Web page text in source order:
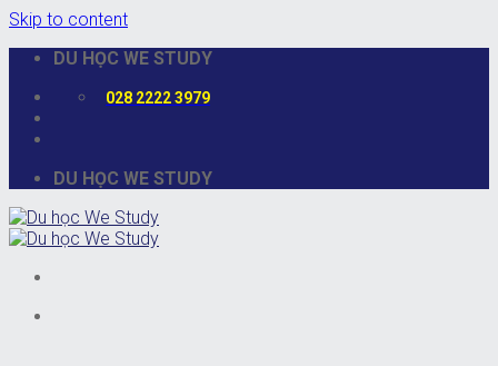
Skip to content
DU HỌC WE STUDY
028 2222 3979
DU HỌC WE STUDY